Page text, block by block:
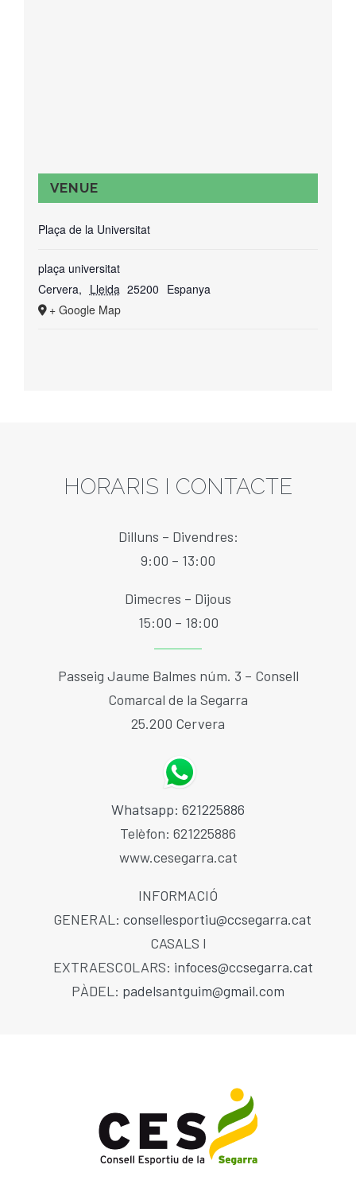
VENUE
Plaça de la Universitat
plaça universitat
Cervera, Lleida 25200 Espanya
+ Google Map
HORARIS I CONTACTE
Dilluns – Divendres:
9:00 – 13:00
Dimecres – Dijous
15:00 – 18:00
Passeig Jaume Balmes núm. 3 – Consell
Comarcal de la Segarra
25.200 Cervera
Whatsapp: 621225886
Telèfon: 621225886
www.cesegarra.cat
INFORMACIÓ
GENERAL:consellesportiu@ccsegarra.cat
CASALS I
EXTRAESCOLARS: infoces@ccsegarra.cat
PÀDEL: padelsantguim@gmail.com